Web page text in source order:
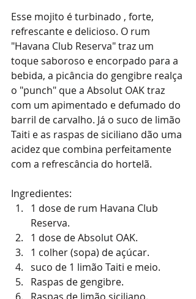
Esse mojito é turbinado , forte,
refrescante e delicioso. O rum
"Havana Club Reserva" traz um
toque saboroso e encorpado para a
bebida, a picância do gengibre realça
o "punch" que a Absolut OAK traz
com um apimentado e defumado do
barril de carvalho. Já o suco de limão
Taiti e as raspas de siciliano dão uma
acidez que combina perfeitamente
com a refrescância do hortelã.
Ingredientes:
1 dose de rum Havana Club
Reserva.
1 dose de Absolut OAK.
1 colher (sopa) de açúcar.
suco de 1 limão Taiti e meio.
Raspas de gengibre.